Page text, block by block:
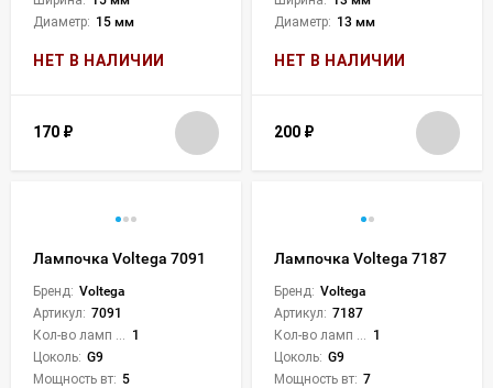
Диаметр: 15 мм
НЕТ В НАЛИЧИИ
170 ₽
Диаметр: 13 мм
НЕТ В НАЛИЧИИ
200 ₽
Лампочка Voltega 7091
Бренд: Voltega
Артикул: 7091
1
Цоколь: G9
Мощность вт: 5
Лампочка Voltega 7187
Бренд: Voltega
Артикул: 7187
1
Цоколь: G9
Мощность вт: 7